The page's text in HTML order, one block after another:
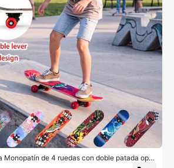
Monopatín de 4 ruedas con doble patada opci
8 colores, monopatín de dibujos animados par